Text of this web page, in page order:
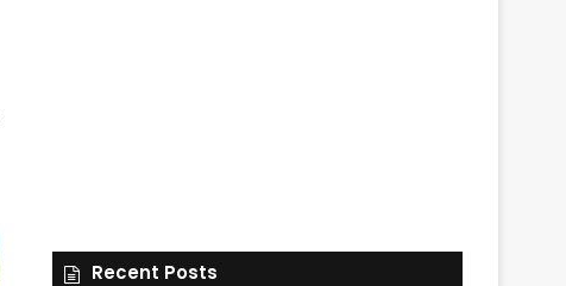
Recent Posts